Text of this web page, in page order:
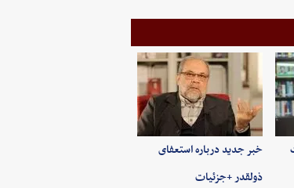
خبر جدید درباره استعفای
ذولقدر +جزئیات